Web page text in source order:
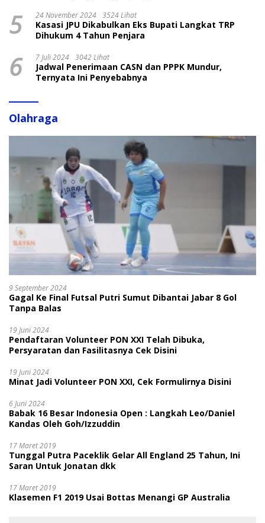
5 24 November 2024 3524 Lihat
Kasasi JPU Dikabulkan Eks Bupati Langkat TRP
Dihukum 4 Tahun Penjara
6 7 Juli 2024 3042 Lihat
Jadwal Penerimaan CASN dan PPPK Mundur,
Ternyata Ini Penyebabnya
Olahraga
9 September 2024
Gagal Ke Final Futsal Putri Sumut Dibantai Jabar 8 Gol
Tanpa Balas
19 Juni 2024
Pendaftaran Volunteer PON XXI Telah Dibuka,
Persyaratan dan Fasilitasnya Cek Disini
19 Juni 2024
Minat Jadi Volunteer PON XXI, Cek Formulirnya Disini
6 Juni 2024
Babak 16 Besar Indonesia Open : Langkah Leo/Daniel
Kandas Oleh Goh/Izzuddin
17 Maret 2019
Tunggal Putra Paceklik Gelar All England 25 Tahun, Ini
Saran Untuk Jonatan dkk
17 Maret 2019
Klasemen F1 2019 Usai Bottas Menangi GP Australia